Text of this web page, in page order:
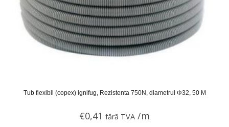
Tub flexibil (copex) ignifug, Rezistenta 750N, diametrul Φ32, 50 M
€0,41 fără TVA /m